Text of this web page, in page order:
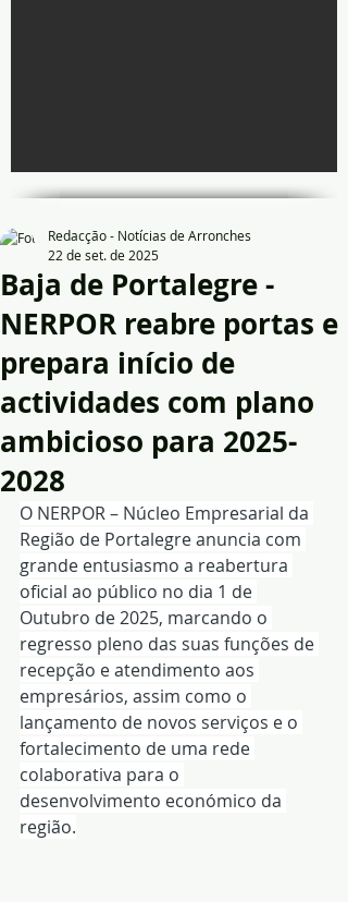
Baja de Portalegre -
NERPOR reabre portas e
prepara início de
actividades com plano
ambicioso para 2025-
2028
Redacção - Notícias de Arronches
22 de set. de 2025
O NERPOR – Núcleo Empresarial da
Região de Portalegre anuncia com
grande entusiasmo a reabertura
oficial ao público no dia 1 de
Outubro de 2025, marcando o
regresso pleno das suas funções de
recepção e atendimento aos
empresários, assim como o
lançamento de novos serviços e o
fortalecimento de uma rede
colaborativa para o
desenvolvimento económico da
região.